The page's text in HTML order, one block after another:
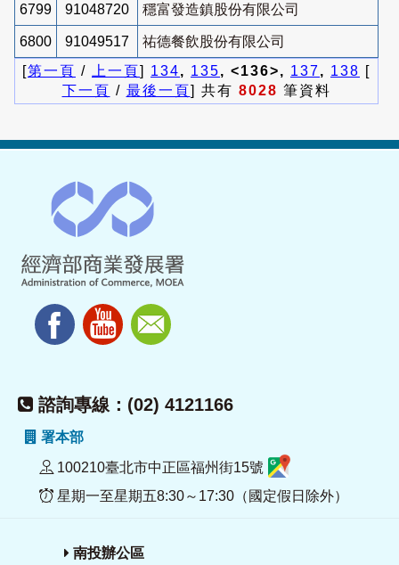
6799 91048720 穩富發造鎮股份有限公司
6800 91049517
祐德餐飲股份有限公司
[第一頁 / 上一頁] 134, 135, <136>, 137, 138 [
下一頁 / 最後一頁] 共有 8028 筆資料
諮詢專線：(02) 4121166
署本部
100210臺北市中正區福州街15號
星期一至星期五8:30～17:30（國定假日除外）
南投辦公區